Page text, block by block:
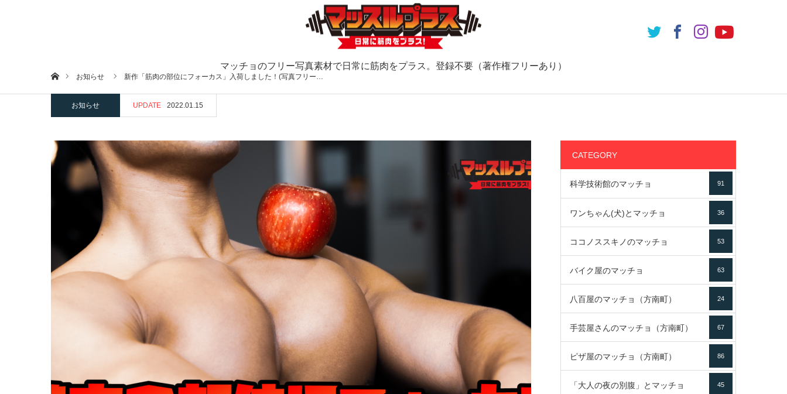
マッチョのフリー写真素材で日常に筋肉をプラス。登録不要（著作権フリーあり）
ホームお知らせ 新作「筋肉の部位にフォーカス」入荷しました！(写真フリー…
お知らせ UPDATE 2022.01.15
CATEGORY
科学技術館のマッチョ 91
ワンちゃん(犬)とマッチョ 36
ココノススキノのマッチョ 53
バイク屋のマッチョ 63
八百屋のマッチョ（方南町） 24
手芸屋さんのマッチョ（方南町） 67
ピザ屋のマッチョ（方南町） 86
「大人の夜の別腹」とマッチョ 45